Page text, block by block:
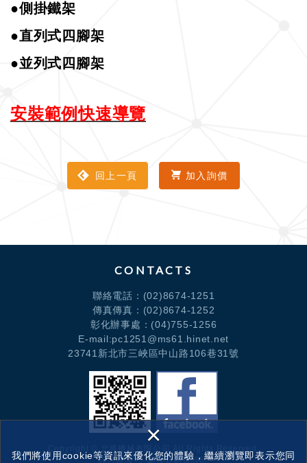
我們將使用cookie等資訊來優化您的體驗，繼續瀏覽即表示您同
×
●側掛鐵架
●直列式四腳架
●並列式四腳架
安裝範例快速導覽
回上一頁 加入詢價
CONTACTS
聯絡電話： (02)8674-1251
傳真傳真：(02)8674-1252
彰化辦事處： (04)755-1256
E-mail:pc1251@ms61.hinet.net
23741新北市三峽區中山路106巷31號
Copyright © 北將機械有限公司 All Rights Reserved.
設計維護 ：新視野網頁設計